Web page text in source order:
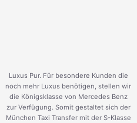
Luxus Pur. Für besondere Kunden die
noch mehr Luxus benötigen, stellen wir
die Königsklasse von Mercedes Benz
zur Verfügung. Somit gestaltet sich der
München Taxi Transfer mit der S-Klasse